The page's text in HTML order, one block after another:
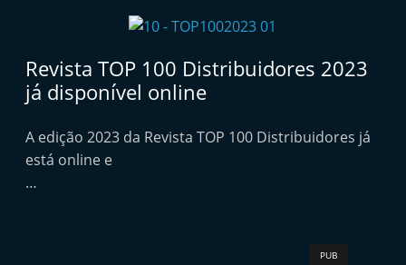
o
á
p
Revista TOP 100 Distribuidores 2023
já disponível online
A edição 2023 da Revista TOP 100 Distribuidores já
está online e
…
PUB